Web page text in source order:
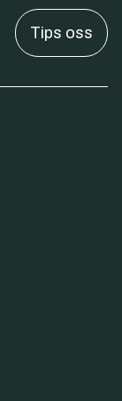
Tips oss